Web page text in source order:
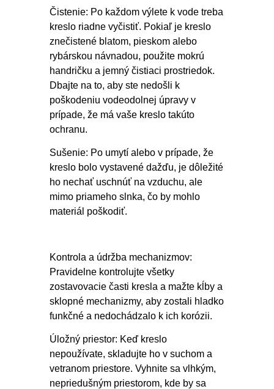
Čistenie: Po každom výlete k vode treba
kreslo riadne vyčistiť. Pokiaľ je kreslo
znečistené blatom, pieskom alebo
rybárskou návnadou, použite mokrú
handričku a jemný čistiaci prostriedok.
Dbajte na to, aby ste nedošli k
poškodeniu vodeodolnej úpravy v
prípade, že má vaše kreslo takúto
ochranu.
Sušenie: Po umytí alebo v prípade, že
kreslo bolo vystavené dažďu, je dôležité
ho nechať uschnúť na vzduchu, ale
mimo priameho slnka, čo by mohlo
materiál poškodiť.
Kontrola a údržba mechanizmov:
Pravidelne kontrolujte všetky
zostavovacie časti kresla a mažte kĺby a
sklopné mechanizmy, aby zostali hladko
funkčné a nedochádzalo k ich korózii.
Úložný priestor: Keď kreslo
nepoužívate, skladujte ho v suchom a
vetranom priestore. Vyhnite sa vlhkým,
nepriedušným priestorom, kde by sa